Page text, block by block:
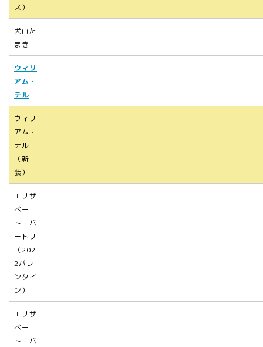
ス）
犬山た
まき
ウィリ
アム・
テル
ウィリ
アム・
テル
（新
装）
エリザ
ベー
ト・バ
ートリ
（202
2バレ
ンタイ
ン）
エリザ
ベー
ト・バ